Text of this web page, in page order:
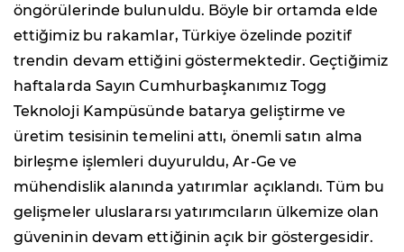
öngörülerinde bulunuldu. Böyle bir ortamda elde
ettiğimiz bu rakamlar, Türkiye özelinde pozitif
trendin devam ettiğini göstermektedir. Geçtiğimiz
haftalarda Sayın Cumhurbaşkanımız Togg
Teknoloji Kampüsünde batarya geliştirme ve
üretim tesisinin temelini attı, önemli satın alma
birleşme işlemleri duyuruldu, Ar-Ge ve
mühendislik alanında yatırımlar açıklandı. Tüm bu
gelişmeler uluslararsı yatırımcıların ülkemize olan
güveninin devam ettiğinin açık bir göstergesidir.